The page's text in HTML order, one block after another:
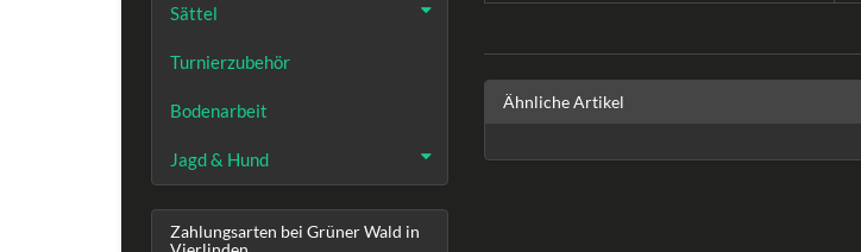
Ähnliche Artikel
Sättel
Turnierzubehör
Bodenarbeit
Jagd & Hund
Zahlungsarten bei Grüner Wald in